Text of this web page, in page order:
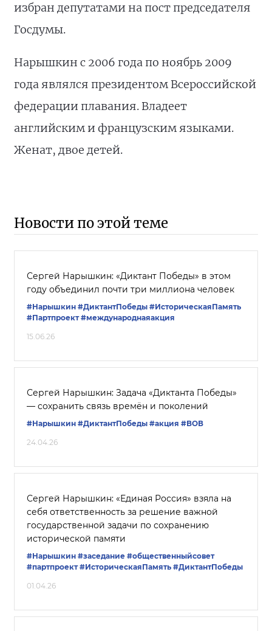
избран депутатами на пост председателя
Госдумы.
Нарышкин с 2006 года по ноябрь 2009
года являлся президентом Всероссийской
федерации плавания. Владеет
английским и французским языками.
Женат, двое детей.
Новости по этой теме
Сергей Нарышкин: «Диктант Победы» в этом
году объединил почти три миллиона человек
#Нарышкин #ДиктантПобеды #ИсторическаяПамять
#Партпроект #международнаяакция
15.06.26
Сергей Нарышкин: Задача «Диктанта Победы»
— сохранить связь времён и поколений
#Нарышкин #ДиктантПобеды #акция #ВОВ
24.04.26
Сергей Нарышкин: «Единая Россия» взяла на
себя ответственность за решение важной
государственной задачи по сохранению
исторической памяти
#Нарышкин #заседание #общественныйсовет
#партпроект #ИсторическаяПамять #ДиктантПобеды
01.04.26